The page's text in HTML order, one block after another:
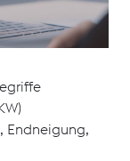
Endneigung,